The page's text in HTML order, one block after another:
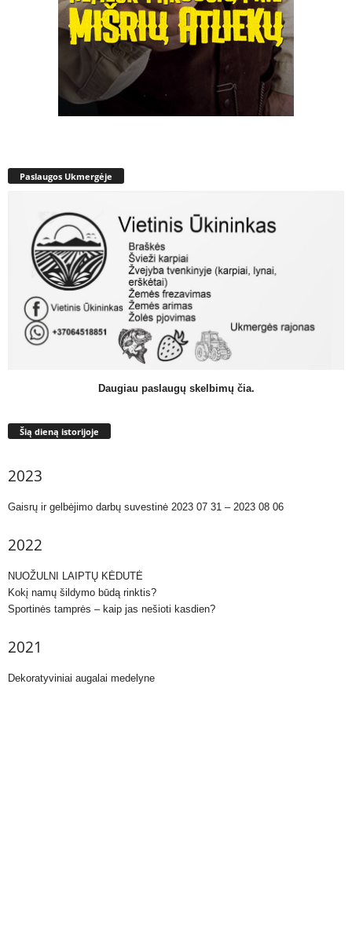
Paslaugos Ukmergėje
Daugiau paslaugų skelbimų čia.
Šią dieną istorijoje
2023
Gaisrų ir gelbėjimo darbų suvestinė 2023 07 31 – 2023 08 06
2022
NUOŽULNI LAIPTŲ KĖDUTĖ
Kokį namų šildymo būdą rinktis?
Sportinės tamprės – kaip jas nešioti kasdien?
2021
Dekoratyviniai augalai medelyne